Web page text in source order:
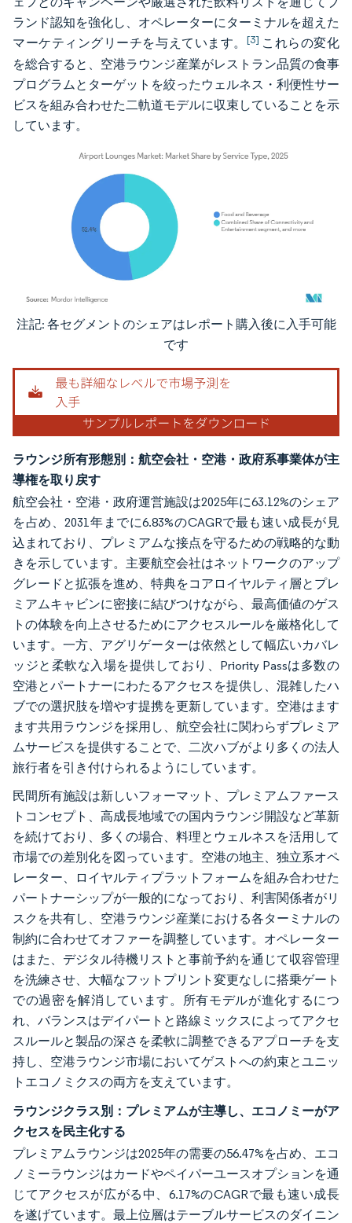
ランド認知を強化し、オペレーターにターミナルを超えた
マーケティングリーチを与えています。 [3] これらの変化
を総合すると、空港ラウンジ産業がレストラン品質の食事
プログラムとターゲットを絞ったウェルネス・利便性サー
ビスを組み合わせた二軌道モデルに収束していることを示
しています。
画像 © Mordor Intelligence。再利用にはCC BY 4.0の表示が必要です。
注記: 各セグメントのシェアはレポート購入後に入手可能
です
ラウンジ所有形態別：航空会社・空港・政府系事業体が主
導権を取り戻す
航空会社・空港・政府運営施設は2025年に63.12%のシェア
を占め、2031年までに6.83%のCAGRで最も速い成長が見
込まれており、プレミアムな接点を守るための戦略的な動
きを示しています。主要航空会社はネットワークのアップ
グレードと拡張を進め、特典をコアロイヤルティ層とプレ
ミアムキャビンに密接に結びつけながら、最高価値のゲス
トの体験を向上させるためにアクセスルールを厳格化して
います。一方、アグリゲーターは依然として幅広いカバレ
ッジと柔軟な入場を提供しており、Priority Passは多数の
空港とパートナーにわたるアクセスを提供し、混雑したハ
ブでの選択肢を増やす提携を更新しています。空港はます
ます共用ラウンジを採用し、航空会社に関わらずプレミア
ムサービスを提供することで、二次ハブがより多くの法人
旅行者を引き付けられるようにしています。
民間所有施設は新しいフォーマット、プレミアムファース
トコンセプト、高成長地域での国内ラウンジ開設など革新
を続けており、多くの場合、料理とウェルネスを活用して
市場での差別化を図っています。空港の地主、独立系オペ
レーター、ロイヤルティプラットフォームを組み合わせた
パートナーシップが一般的になっており、利害関係者がリ
スクを共有し、空港ラウンジ産業における各ターミナルの
制約に合わせてオファーを調整しています。オペレーター
はまた、デジタル待機リストと事前予約を通じて収容管理
を洗練させ、大幅なフットプリント変更なしに搭乗ゲート
での過密を解消しています。所有モデルが進化するにつ
れ、バランスはデイパートと路線ミックスによってアクセ
スルールと製品の深さを柔軟に調整できるアプローチを支
持し、空港ラウンジ市場においてゲストへの約束とユニッ
トエコノミクスの両方を支えています。
ラウンジクラス別：プレミアムが主導し、エコノミーがア
クセスを民主化する
プレミアムラウンジは2025年の需要の56.47%を占め、エコ
ノミーラウンジはカードやペイパーユースオプションを通
じてアクセスが広がる中、6.17%のCAGRで最も速い成長
を遂げています。最上位層はテーブルサービスのダイニン